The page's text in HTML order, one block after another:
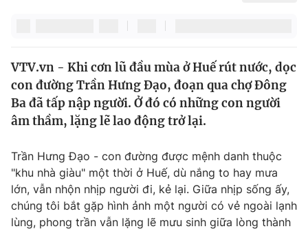
Thế giới
Tin tức
Thế giới đó đây
Câu chuyện quốc tế
Tài chính
Thị trường
Góc doanh nghiệp
Dữ liệu và đời sống
Truyền hình
VTV.vn - Khi cơn lũ đầu mùa ở Huế rút nước, dọc
con đường Trần Hưng Đạo, đoạn qua chợ Đông
Ba đã tấp nập người. Ở đó có những con người
âm thầm, lặng lẽ lao động trở lại.
Trần Hưng Đạo - con đường được mệnh danh thuộc
"khu nhà giàu" một thời ở Huế, dù nắng to hay mưa
lớn, vẫn nhộn nhịp người đi, kẻ lại. Giữa nhịp sống ấy,
chúng tôi bắt gặp hình ảnh một người có vẻ ngoài lạnh
lùng, phong trần vẫn lặng lẽ mưu sinh giữa lòng thành